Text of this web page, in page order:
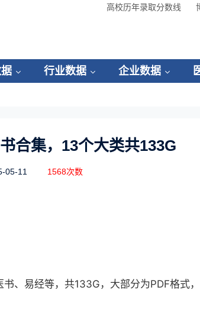
高校历年录取分数线
行业数据 企业数据
合集，13个大类共133G
05-11 1568次数
、易经等，共133G，大部分为PDF格式，